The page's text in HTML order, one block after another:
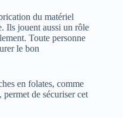
du matériel
Ils jouent aussi un rôle
Toute personne
le bon
en folates, comme
permet de sécuriser cet